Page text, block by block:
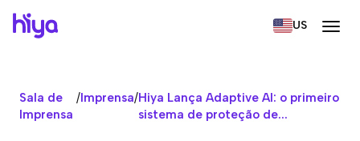
US
Sala de
Imprensa
/Imprensa/Hiya Lança Adaptive AI: o primeiro
sistema de proteção de...